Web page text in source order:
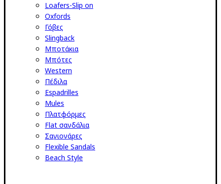
Loafers-Slip on
Oxfords
Γόβες
Slingback
Μποτάκια
Μπότες
Western
Πέδιλα
Espadrilles
Mules
Πλατφόρμες
Flat σανδάλια
Σαγιονάρες
Flexible Sandals
Beach Style